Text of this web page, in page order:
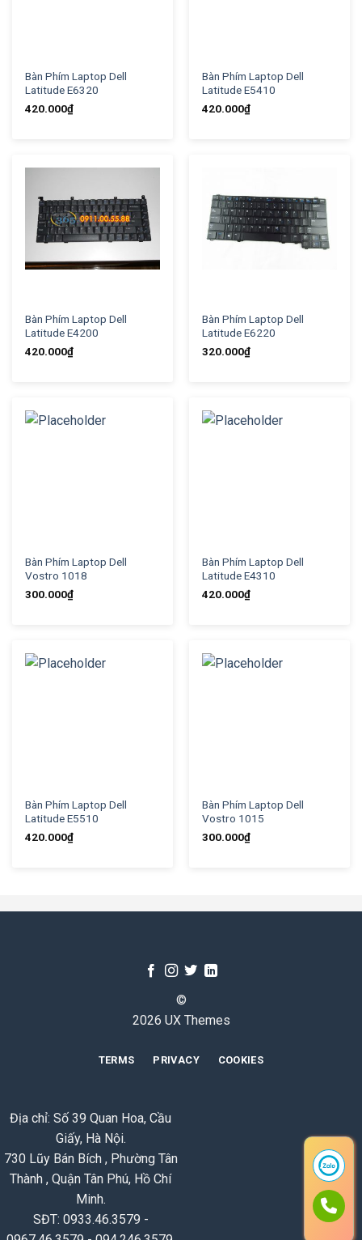
Bàn Phím Laptop Dell
Latitude E6320
420.000₫
Bàn Phím Laptop Dell
Latitude E5410
420.000₫
Bàn Phím Laptop Dell
Latitude E4200
420.000₫
Bàn Phím Laptop Dell
Latitude E6220
320.000₫
Bàn Phím Laptop Dell
Vostro 1018
300.000₫
Bàn Phím Laptop Dell
Latitude E4310
420.000₫
Bàn Phím Laptop Dell
Latitude E5510
420.000₫
Bàn Phím Laptop Dell
Vostro 1015
300.000₫
©
2026 UX Themes
TERMS PRIVACY COOKIES
Địa chỉ: Số 39 Quan Hoa, Cầu
Giấy, Hà Nội.
730 Lũy Bán Bích , Phường Tân
Thành , Quận Tân Phú, Hồ Chí
Minh.
SĐT: 0933.46.3579 -